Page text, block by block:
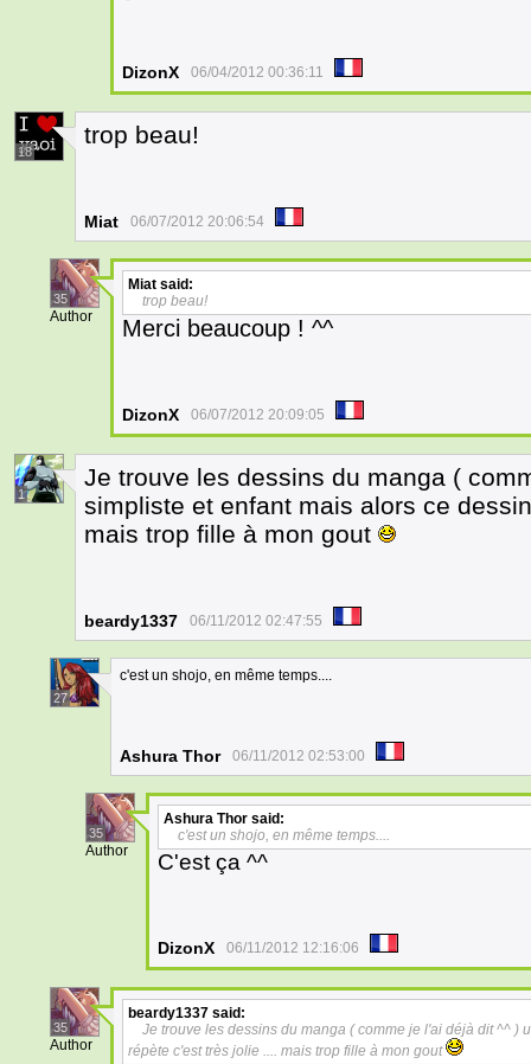
DizonX 06/04/2012 00:36:11
18
trop beau!
Miat 06/07/2012 20:06:54
35
Author
Miat said:
trop beau!
Merci beaucoup ! ^^
DizonX 06/07/2012 20:09:05
1
Je trouve les dessins du manga (
simpliste et enfant mais alors ce
mais trop fille à mon gout
beardy1337 06/11/2012 02:47:55
27
c'est un shojo, en même temps....
Ashura Thor 06/11/2012 02:53:00
35
Author
Ashura Thor said:
c'est un shojo, en même temps....
C'est ça ^^
DizonX 06/11/2012 12:16:06
35
Author
beardy1337 said:
Je trouve les dessins du manga ( comme je l'ai déjà dit ^^ )
répète c'est très jolie .... mais trop fille à mon gout